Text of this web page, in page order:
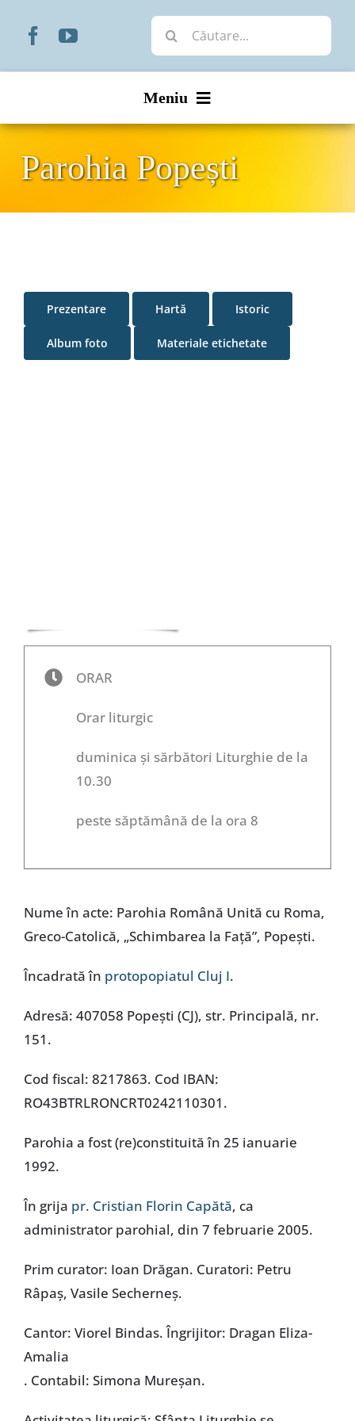
Cautare...
Meniu
Liturgic
Parohia Popești
Prezentare Hartă Istoric
Album foto Materiale etichetate
ORAR
Orar liturgic
duminica și sărbători Liturghie de la
10.30
peste săptămână de la ora 8
Nume în acte: Parohia Română Unită cu Roma,
Greco-Catolică, „Schimbarea la Față”, Popești.
Încadrată în protopopiatul Cluj I.
Adresă: 407058 Popești (CJ), str. Principală, nr.
151.
Cod fiscal: 8217863. Cod IBAN:
RO43BTRLRONCRT0242110301.
Parohia a fost (re)constituită în 25 ianuarie
1992.
În grija pr. Cristian Florin Capătă, ca
administrator parohial, din 7 februarie 2005.
Prim curator: Ioan Drăgan. Curatori: Petru
Râpaș, Vasile Secherneș.
Cantor: Viorel Bindas. Îngrijitor: Dragan Eliza-
Amalia
. Contabil: Simona Mureșan.